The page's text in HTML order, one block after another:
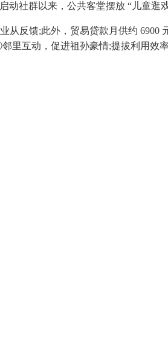
动社群以来，公共客堂摆放 “儿童
反馈;此外，贸易贷款月供约 6900
里互动，促进祖孙豪情;提拔利用效率